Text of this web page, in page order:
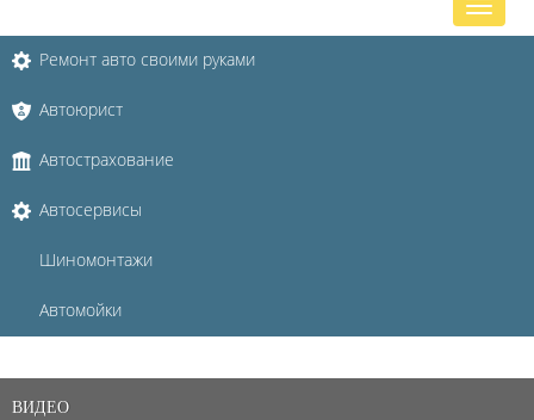
Ремонт авто своими руками
Автоюрист
Автострахование
Автосервисы
Шиномонтажи
Автомойки
ВИДЕО